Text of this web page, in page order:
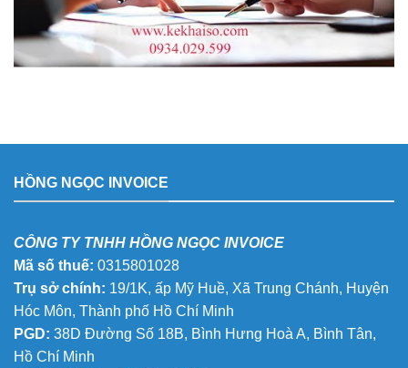
HỒNG NGỌC INVOICE
CÔNG TY TNHH HỒNG NGỌC INVOICE
Mã số thuế: 0315801028
Trụ sở chính: 19/1K, ấp Mỹ Huề, Xã Trung Chánh, Huyện
Hóc Môn, Thành phố Hồ Chí Minh
PGD: 38D Đường Số 18B, Bình Hưng Hoà A, Bình Tân,
Hồ Chí Minh